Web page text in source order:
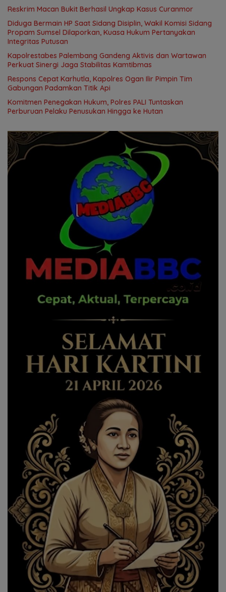
Reskrim Macan Bukit Berhasil Ungkap Kasus Curanmor
Diduga Bermain HP Saat Sidang Disiplin, Wakil Komisi Sidang
Propam Sumsel Dilaporkan, Kuasa Hukum Pertanyakan
Integritas Putusan
Kapolrestabes Palembang Gandeng Aktivis dan Wartawan
Perkuat Sinergi Jaga Stabilitas Kamtibmas
Respons Cepat Karhutla, Kapolres Ogan Ilir Pimpin Tim
Gabungan Padamkan Titik Api
Komitmen Penegakan Hukum, Polres PALI Tuntaskan
Perburuan Pelaku Penusukan Hingga ke Hutan